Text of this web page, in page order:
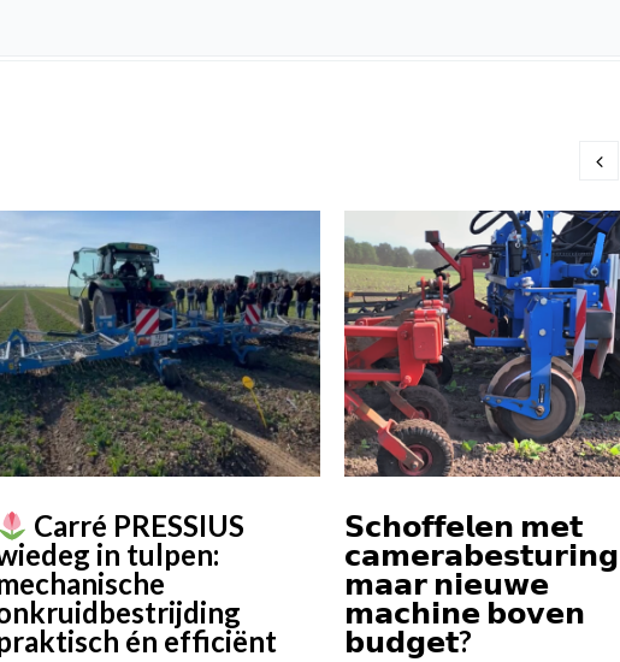
Carré PRESSIUS
in tulpen:
én efficiënt
𝗦𝗰𝗵𝗼𝗳𝗳𝗲𝗹𝗲𝗻 𝗺𝗲𝘁
𝗺𝗮𝗮𝗿 𝗻𝗶𝗲𝘂𝘄𝗲
𝗺𝗮𝗰𝗵𝗶𝗻𝗲 𝗯𝗼𝘃𝗲𝗻
𝗯𝘂𝗱𝗴𝗲𝘁?